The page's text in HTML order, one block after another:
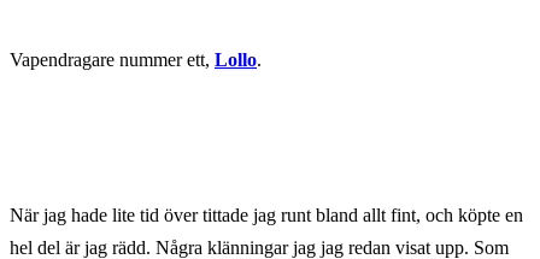
Vapendragare nummer ett, Lollo.
När jag hade lite tid över tittade jag runt bland allt fint, och köpte en
hel del är jag rädd. Några klänningar jag jag redan visat upp. Som